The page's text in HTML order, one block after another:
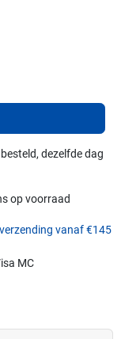
dezelfde dag
op voorraad
vanaf €145
MC